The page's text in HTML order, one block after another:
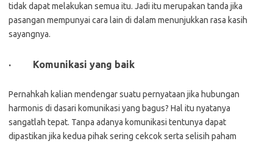
tidak dapat melakukan semua itu. Jadi itu merupakan tanda jika
pasangan mempunyai cara lain di dalam menunjukkan rasa kasih
sayangnya.
· Komunikasi yang baik
Pernahkah kalian mendengar suatu pernyataan jika hubungan
harmonis di dasari komunikasi yang bagus? Hal itu nyatanya
sangatlah tepat. Tanpa adanya komunikasi tentunya dapat
dipastikan jika kedua pihak sering cekcok serta selisih paham